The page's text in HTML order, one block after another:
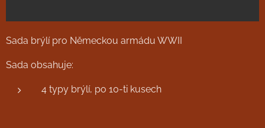
Sada brýlí pro Německou armádu WWII
Sada obsahuje:
4 typy brýlí, po 10-ti kusech